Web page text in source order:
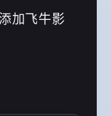
加飞牛影